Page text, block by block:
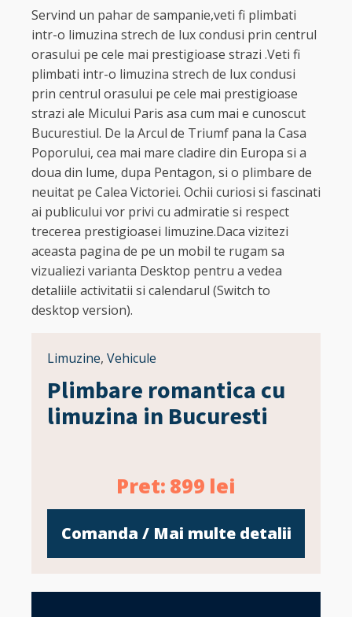
Servind un pahar de sampanie,veti fi plimbati
intr-o limuzina strech de lux condusi prin centrul
orasului pe cele mai prestigioase strazi .Veti fi
plimbati intr-o limuzina strech de lux condusi
prin centrul orasului pe cele mai prestigioase
strazi ale Micului Paris asa cum mai e cunoscut
Bucurestiul. De la Arcul de Triumf pana la Casa
Poporului, cea mai mare cladire din Europa si a
doua din lume, dupa Pentagon, si o plimbare de
neuitat pe Calea Victoriei. Ochii curiosi si fascinati
ai publicului vor privi cu admiratie si respect
trecerea prestigioasei limuzine.Daca vizitezi
aceasta pagina de pe un mobil te rugam sa
vizualiezi varianta Desktop pentru a vedea
detaliile activitatii si calendarul (Switch to
desktop version).
Limuzine, Vehicule
Plimbare romantica cu
limuzina in Bucuresti
Pret: 899 lei
Comanda / Mai multe detalii